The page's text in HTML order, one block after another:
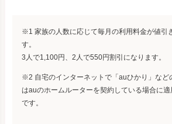
※1 家族の人数に応じて毎月の利用料金が値引
す。
3人で1,100円、2人で550円割引になります。
※2 自宅のインターネットで「auひかり」など
はauのホームルーターを契約している場合に
です。